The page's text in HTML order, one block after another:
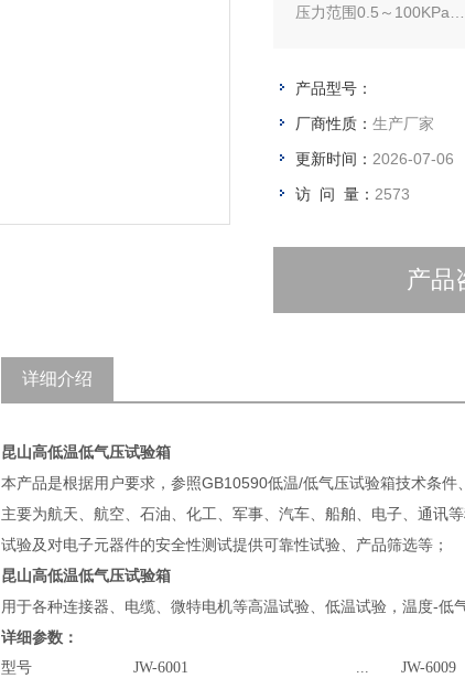
压力范围0.5～100KPa
产品型号：
厂商性质： 生产厂家
更新时间： 2026-07-06
访 问 量： 2573
产品
详细介绍
昆山高低温低气压试验箱
本产品是根据用户要求，参照GB10590低温/低气压试验箱技术条
主要为航天、航空、石油、化工、军事、汽车、船舶、电子、通讯
试验及对电子元器件的安全性测试提供可靠性试验、产品筛选等；
昆山高低温低气压试验箱
用于各种连接器、电缆、微特电机等高温试验、低温试验，温度-低
详细参数：
型号 JW-6001 ... JW-6009